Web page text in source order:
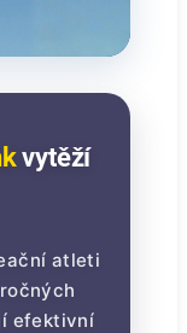
vytěží
atleti
efektivní